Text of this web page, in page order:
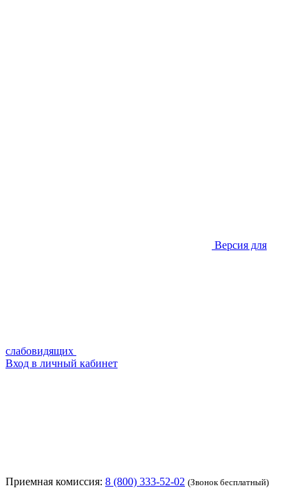
Версия для
слабовидящих
Вход в личный кабинет
Приемная комиссия: 8 (800) 333-52-02 (Звонок бесплатный)